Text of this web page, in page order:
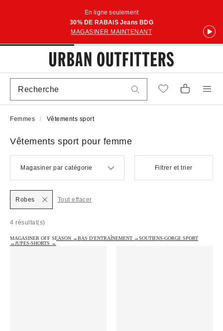
En ligne seulement
30% DE RABAIS Jeans BDG
MAGASINER MAINTENANT
Femmes Vêtements sport
Vêtements sport pour femme
Magasiner par catégorie Filtrer et trier
4 résultat(s)
Robes Tout effacer
MAGASINER OFF SEASON →BAS D’ENTRAÎNEMENT →SOUTIENS-GORGE SPORT
→JUPES-SHORTS →